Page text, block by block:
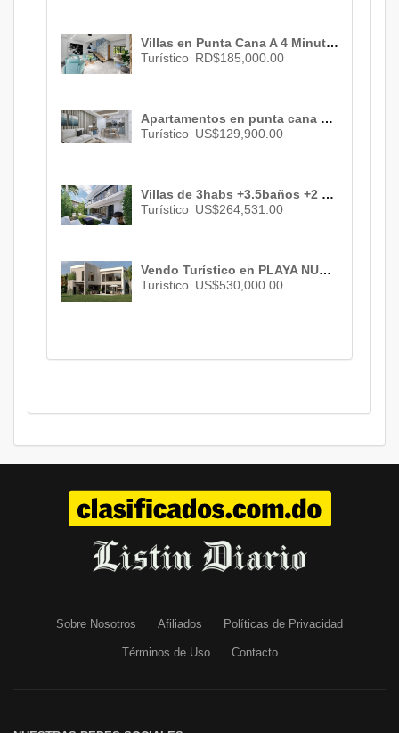
Villas en Punta Cana A 4 Minutos de la Playa, RD$ 185,000.00
Turístico RD$185,000.00
Apartamentos en punta cana de 2 habs. , 2 baños , 1 parqueo , US$ 129,900.00
Turístico US$129,900.00
Villas de 3habs +3.5baños +2 parqueos a 7 minutos de la playa en punta cana.US$ 264,531.00
Turístico US$264,531.00
Vendo Turístico en PLAYA NUEVA ROMANA, 3 habs., 3 baños , 2 parqueos , US$ 530,000.00
Turístico US$530,000.00
Sobre Nosotros Afiliados Políticas de Privacidad
Términos de Uso Contacto